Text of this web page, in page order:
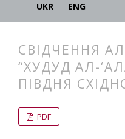
UKR ENG
СВІДЧЕННЯ
“ХУДУД АЛ-
ПІВДНЯ
PDF